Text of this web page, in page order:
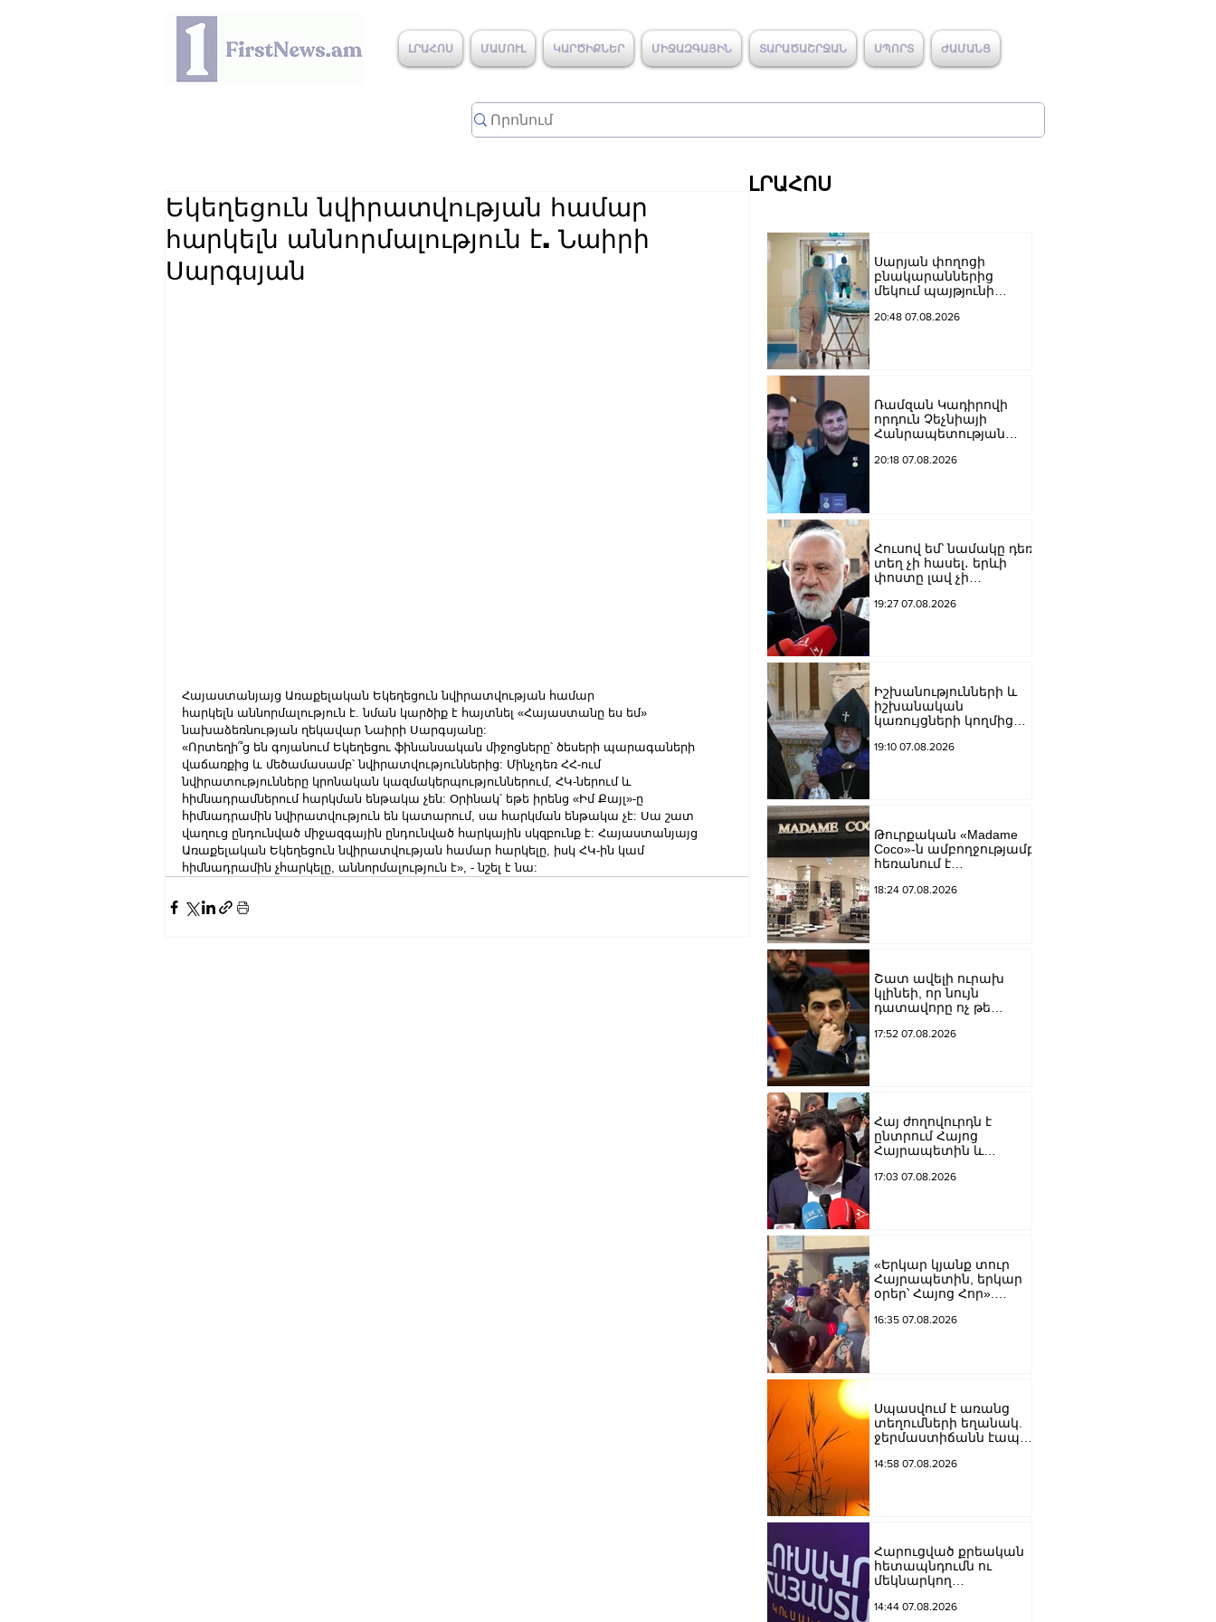
ԼՐԱՀՈՍ ՄԱՄՈՒԼ ԿԱՐԾԻՔՆԵՐ ՄԻՋԱԶԳԱՅԻՆ ՏԱՐԱԾԱՇՐՋԱՆ ՍՊՈՐՏ ԺԱՄԱՆՑ
Եկեղեցուն նվիրատվության համար
հարկելն աննորմալություն է. Նաիրի
Սարգսյան
Հայաստանյայց Առաքելական Եկեղեցուն նվիրատվության համար
հարկելն աննորմալություն է. նման կարծիք է հայտնել «Հայաստանը ես եմ»
նախաձեռնության ղեկավար Նաիրի Սարգսյանը:
«Որտեղի՞ց են գոյանում Եկեղեցու ֆինանսական միջոցները՝ ծեսերի պարագաների
վաճառքից և մեծամասամբ՝ նվիրատվություններից: Մինչդեռ ՀՀ-ում
նվիրատությունները կրոնական կազմակերպություններում, ՀԿ-ներում և
հիմնադրամներում հարկման ենթակա չեն: Օրինակ՝ եթե իրենց «Իմ Քայլ»-ը
հիմնադրամին նվիրատվություն են կատարում, սա հարկման ենթակա չէ: Սա շատ
վաղուց ընդունված միջազգային ընդունված հարկային սկզբունք է: Հայաստանյայց
Առաքելական Եկեղեցուն նվիրատվության համար հարկելը, իսկ ՀԿ-ին կամ
հիմնադրամին չհարկելը, աննորմալություն է», - նշել է նա:
ԼՐԱՀՈՍ
Սարյան փողոցի
բնակարաններից
մեկում պայթյnւնի
տղամարդը
20:48 07.08.2026
Ռամզան Կադիրովի
որդուն Չեչնիայի
Հանրապետության
շնորհել
20:18 07.08.2026
Հուսով եմ՝ նամակը դեռ
տեղ չի հասել․ երևի
փոստը լավ չի
արքեպիսկոպոս
19:27 07.08.2026
Իշխանությունների և
իշխանական
կառույցների կողմից
եկեղեցու
կամքին
հպատակեցնելու
համար․ Վեհափառ
19:10 07.08.2026
Թուրքական «Madame
Coco»-ն ամբողջությամբ
հեռանում է
կփակվի 29 խանութ
18:24 07.08.2026
Շատ ավելի ուրախ
կլինեի, որ նույն
դատավորը ոչ թե
կարճեր քրեական
17:52 07.08.2026
Հայ ժողովուրդն է
ընտրում Հայոց
Հայրապետին և
ընթացակարգ չկա, չի էլ
17:03 07.08.2026
«Երկար կյանք տուր
Հայրապետին, երկար
օրեր՝ Հայոց Հոր».
դատարանի բակում
16:35 07.08.2026
Սպասվում է առանց
տեղումների եղանակ.
ջերմաստիճանն էապես
14:58 07.08.2026
Հարուցված քրեական
հետապնդումն ու
մեկնարկող
վերջին տարիներին
14:44 07.08.2026